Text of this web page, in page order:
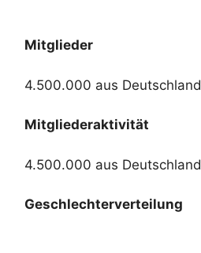
Mitglieder
4.500.000 aus Deutschland
Mitgliederaktivität
4.500.000 aus Deutschland
Geschlechterverteilung